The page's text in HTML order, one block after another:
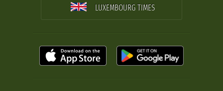
LUXEMBOURG TIMES